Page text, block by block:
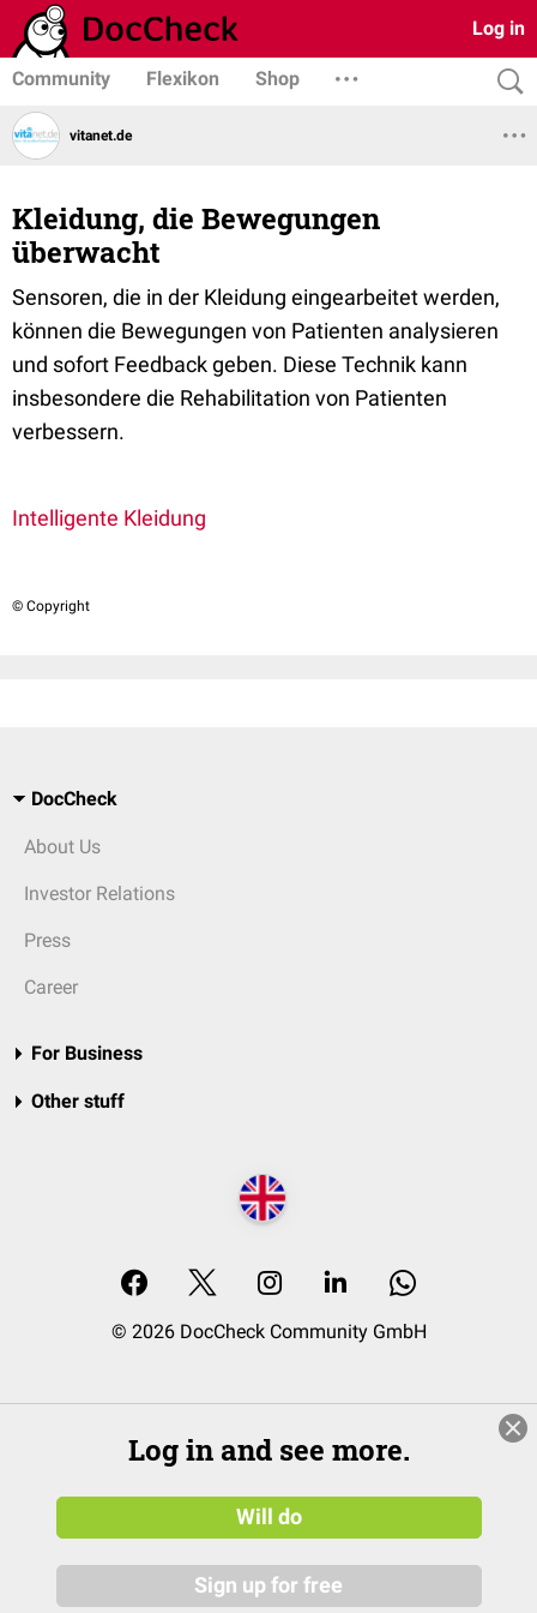
Log in
Community Flexikon Shop
vitanet.de
Kleidung, die Bewegungen
überwacht
Sensoren, die in der Kleidung eingearbeitet werden,
können die Bewegungen von Patienten analysieren
und sofort Feedback geben. Diese Technik kann
insbesondere die Rehabilitation von Patienten
verbessern.
Intelligente Kleidung
© Copyright
DocCheck
About Us
Investor Relations
Press
Career
For Business
Other stuff
© 2026 DocCheck Community GmbH
Log in and see more.
Will do
Sign up for free